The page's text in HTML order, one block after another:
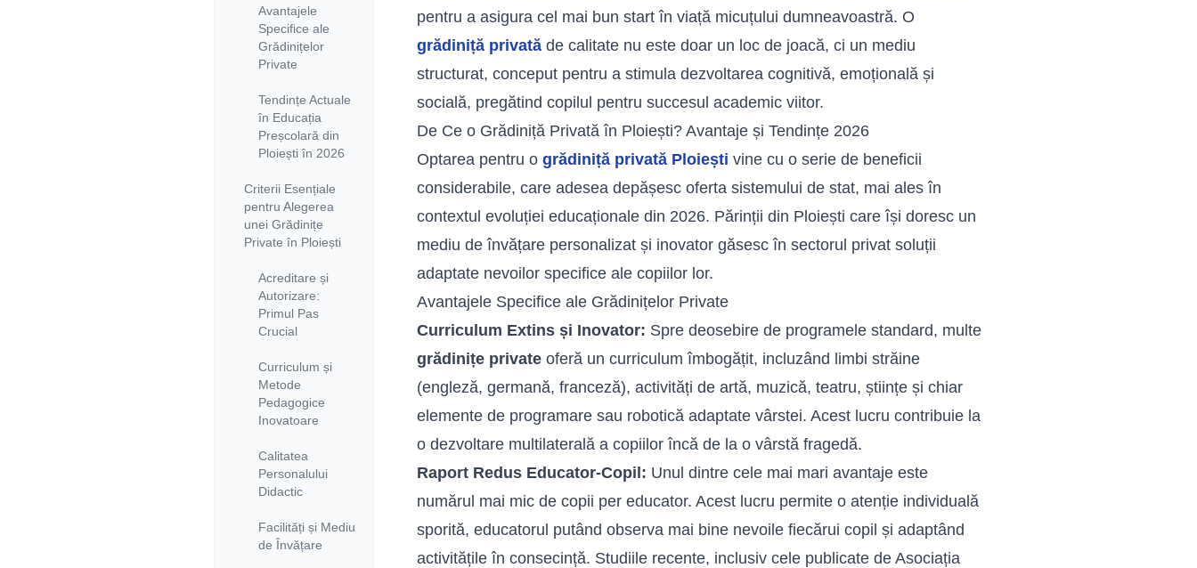
Avantajele
Specifice ale
Grădinițelor
Private
Tendințe Actuale
în Educația
Preșcolară din
Ploiești în 2026
Criterii Esențiale
pentru Alegerea
unei Grădinițe
Private în Ploiești
Acreditare și
Autorizare:
Primul Pas
Crucial
Curriculum și
Metode
Pedagogice
Inovatoare
Calitatea
Personalului
Didactic
Facilități și Mediu
de Învățare
pentru a asigura cel mai bun start în viață micuțului dumneavoastră. O
grădiniță privată de calitate nu este doar un loc de joacă, ci un mediu
structurat, conceput pentru a stimula dezvoltarea cognitivă, emoțională și
socială, pregătind copilul pentru succesul academic viitor.
De Ce o Grădiniță Privată în Ploiești? Avantaje și Tendințe 2026
Optarea pentru o grădiniță privată Ploiești vine cu o serie de beneficii
considerabile, care adesea depășesc oferta sistemului de stat, mai ales în
contextul evoluției educaționale din 2026. Părinții din Ploiești care își doresc un
mediu de învățare personalizat și inovator găsesc în sectorul privat soluții
adaptate nevoilor specifice ale copiilor lor.
Avantajele Specifice ale Grădinițelor Private
Curriculum Extins și Inovator: Spre deosebire de programele standard, multe
grădinițe private oferă un curriculum îmbogățit, incluzând limbi străine
(engleză, germană, franceză), activități de artă, muzică, teatru, științe și chiar
elemente de programare sau robotică adaptate vârstei. Acest lucru contribuie la
o dezvoltare multilaterală a copiilor încă de la o vârstă fragedă.
Raport Redus Educator-Copil: Unul dintre cele mai mari avantaje este
numărul mai mic de copii per educator. Acest lucru permite o atenție individuală
sporită, educatorul putând observa mai bine nevoile fiecărui copil și adaptând
activitățile în consecință. Studiile recente, inclusiv cele publicate de Asociația